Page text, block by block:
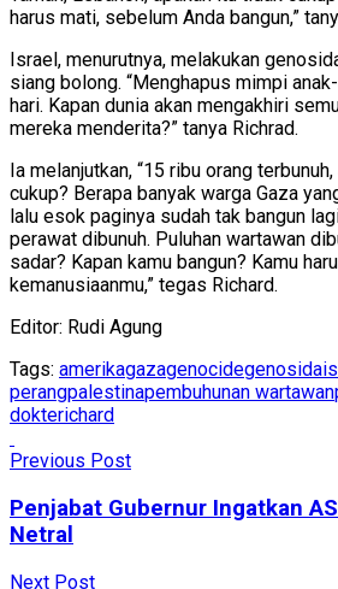
harus mati, sebelum Anda bangun,”
Israel, menurutnya, melakukan
siang bolong. “Menghapus mimpi
hari. Kapan dunia akan mengakhiri
mereka menderita?” tanya Richrad.
Ia melanjutkan, “15 ribu orang
cukup? Berapa banyak warga Gaza
lalu esok paginya sudah tak bangun
perawat dibunuh. Puluhan wartawan
sadar? Kapan kamu bangun? Kamu
kemanusiaanmu,” tegas Richard.
Editor: Rudi Agung
Tags: amerikagazagenocidegenosida
perangpalestinapembuhunan wartawan
dokterichard
Previous Post
Penjabat Gubernur Ingatkan
Netral
Next Post